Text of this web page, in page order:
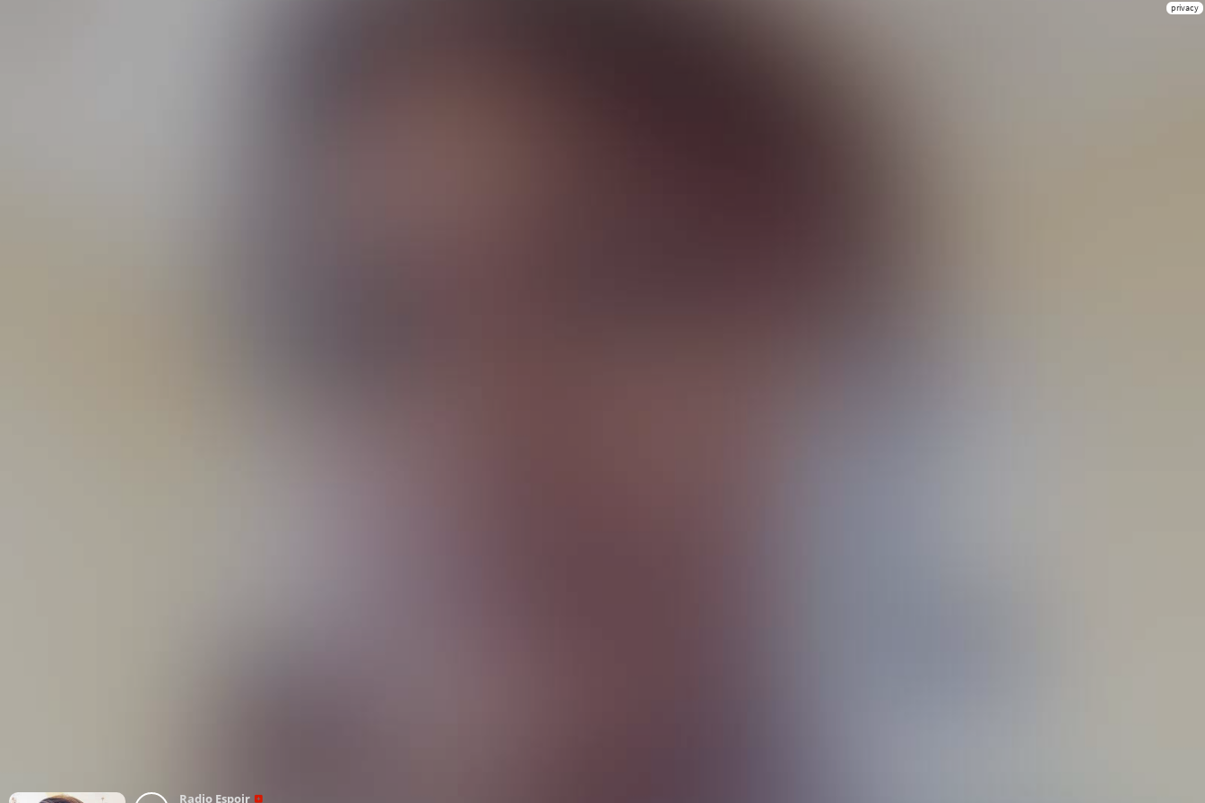
privacy
Radio Espoir